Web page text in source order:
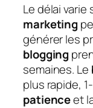
Le délai
marketing
générer les
blogging
semaines. Le
plus rapide,
patienceet